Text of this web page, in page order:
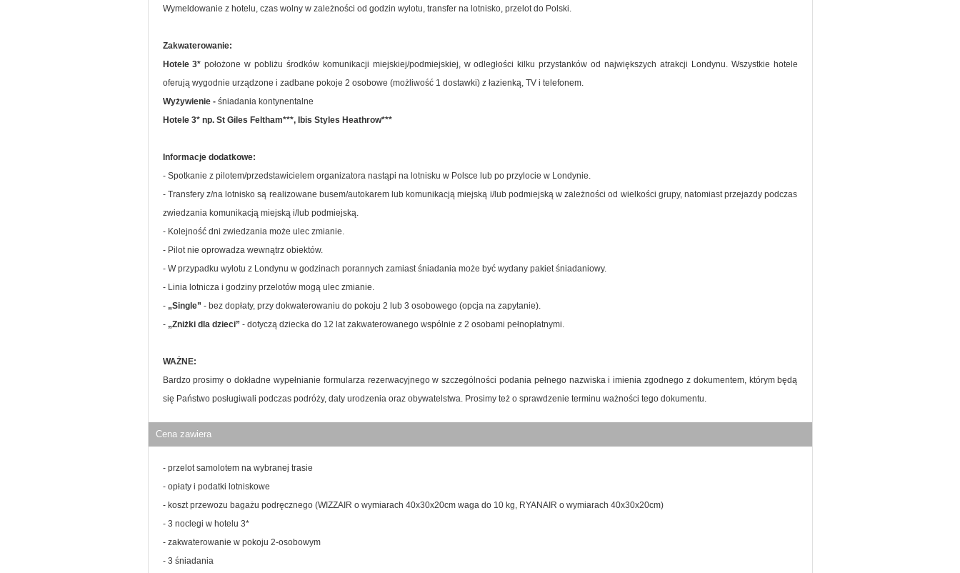
Wymeldowanie z hotelu, czas wolny w zależności od godzin wylotu, transfer na lotnisko, przelot do Polski.
Zakwaterowanie:
Hotele 3* położone w pobliżu środków komunikacji miejskiej/podmiejskiej, w odległości kilku przystanków od największych atrakcji Londynu. Wszystkie hotele
oferują wygodnie urządzone i zadbane pokoje 2 osobowe (możliwość 1 dostawki) z łazienką, TV i telefonem.
Wyżywienie -śniadania kontynentalne
Hotele 3* np. St Giles Feltham***, Ibis Styles Heathrow***
Informacje dodatkowe:
- Spotkanie z pilotem/przedstawicielem organizatora nastąpi na lotnisku w Polsce lub po przylocie w Londynie.
- Transfery z/na lotnisko są realizowane busem/autokarem lub komunikacją miejską i/lub podmiejską w zależności od wielkości grupy, natomiast przejazdy podczas
zwiedzania komunikacją miejską i/lub podmiejską.
- Kolejność dni zwiedzania może ulec zmianie.
- Pilot nie oprowadza wewnątrz obiektów.
- W przypadku wylotu z Londynu w godzinach porannych zamiast śniadania może być wydany pakiet śniadaniowy.
- Linia lotnicza i godziny przelotów mogą ulec zmianie.
-„Single” - bez dopłaty, przy dokwaterowaniu do pokoju 2 lub 3 osobowego (opcja na zapytanie).
- „Zniżki dla dzieci” - dotyczą dziecka do 12 lat zakwaterowanego wspólnie z 2 osobami pełnopłatnymi.
WAŻNE:
Bardzo prosimy o dokładne wypełnianie formularza rezerwacyjnego w szczególności podania pełnego nazwiska i imienia zgodnego z dokumentem, którym będą
się Państwo posługiwali podczas podróży, daty urodzenia oraz obywatelstwa. Prosimy też o sprawdzenie terminu ważności tego dokumentu.
Cena zawiera
- przelot samolotem na wybranej trasie
- opłaty i podatki lotniskowe
- koszt przewozu bagażu podręcznego (WIZZAIR o wymiarach 40x30x20cm waga do 10 kg, RYANAIR o wymiarach 40x30x20cm)
- 3 noclegi w hotelu 3*
- zakwaterowanie w pokoju 2-osobowym
- 3 śniadania